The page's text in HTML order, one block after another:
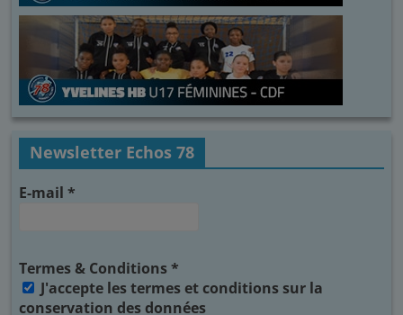
Newsletter Echos 78
E-mail*
Termes & Conditions*
J'accepte les termes et conditions sur la
conservation des données